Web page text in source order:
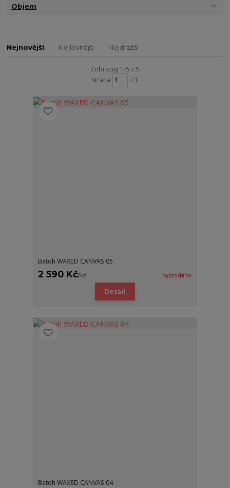
Objem
Nejnovější Nejlevnější Nejdražší
Zobrazuji 1-5 z 5
strana
z 1
Batoh WAXED CANVAS 05
2 590 Kč/ks vyprodáno
Detail
Batoh WAXED CANVAS 04